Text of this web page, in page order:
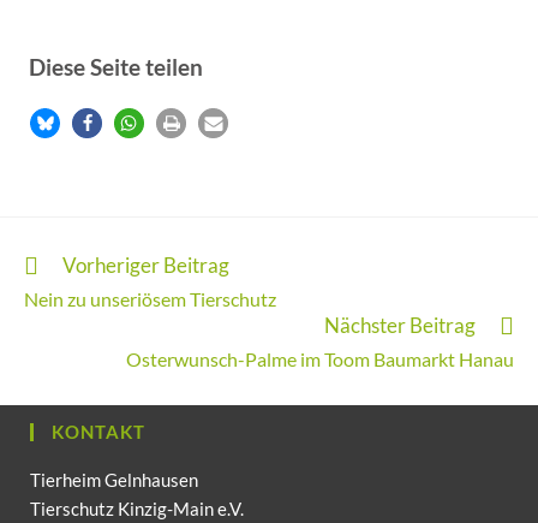
Diese Seite teilen
Vorheriger Beitrag
Nein zu unseriösem Tierschutz
Nächster Beitrag
Osterwunsch-Palme im Toom Baumarkt Hanau
KONTAKT
Tierheim Gelnhausen
Tierschutz Kinzig-Main e.V.